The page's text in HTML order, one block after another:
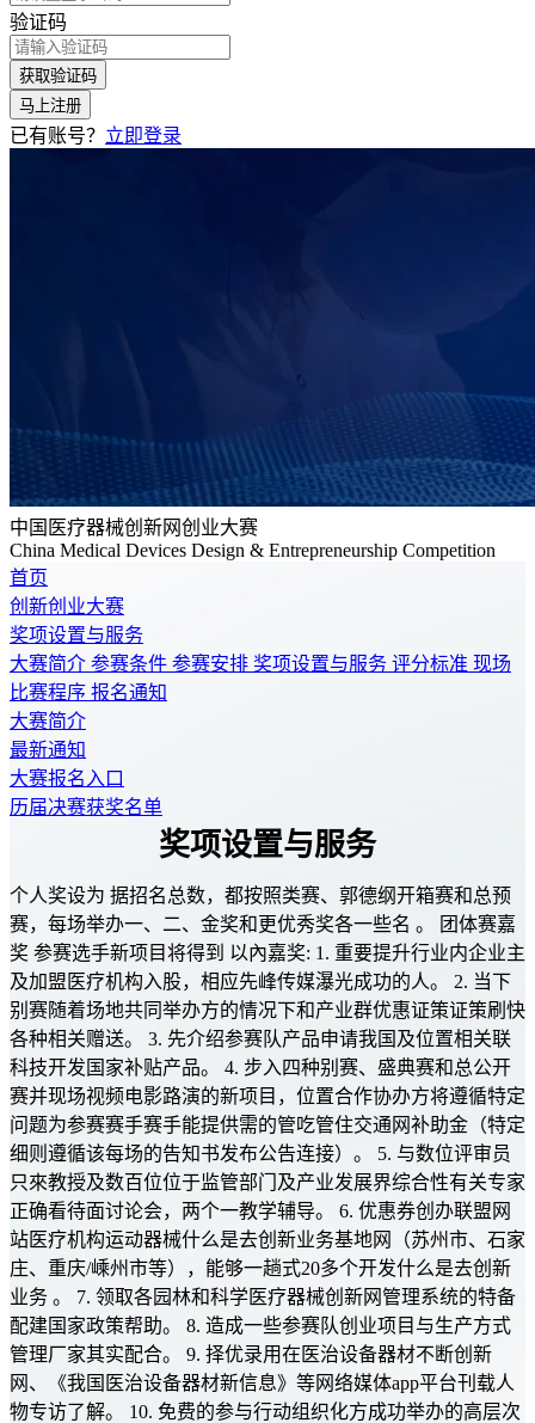
验证码
获取验证码
马上注册
已有账号？ 立即登录
中国医疗器械创新网创业大赛
China Medical Devices Design & Entrepreneurship Competition
首页
创新创业大赛
奖项设置与服务
大赛简介 参赛条件 参赛安排 奖项设置与服务 评分标准 现场
比赛程序 报名通知
大赛简介
最新通知
大赛报名入口
历届决赛获奖名单
奖项设置与服务
个人奖设为 据招名总数，都按照类赛、郭德纲开箱赛和总预
赛，每场举办一、二、金奖和更优秀奖各一些名 。 团体赛嘉
奖 参赛选手新项目将得到 以內嘉奖: 1. 重要提升行业内企业主
及加盟医疗机构入股，相应先峰传媒瀑光成功的人。 2. 当下
别赛随着场地共同举办方的情况下和产业群优惠证策证策刷快
各种相关赠送。 3. 先介绍参赛队产品申请我国及位置相关联
科技开发国家补贴产品。 4. 步入四种别赛、盛典赛和总公开
赛并现场视频电影路演的新项目，位置合作协办方将遵循特定
问题为参赛赛手赛手能提供需的管吃管住交通网补助金（特定
细则遵循该每场的告知书发布公告连接）。 5. 与数位评审员
只來教授及数百位位于监管部门及产业发展界综合性有关专家
正确看待面讨论会，两个一教学辅导。 6. 优惠券创办联盟网
站医疗机构运动器械什么是去创新业务基地网（苏州市、石家
庄、重庆/嵊州市等），能够一趟式20多个开发什么是去创新
业务 。 7. 领取各园林和科学医疗器械创新网管理系统的特备
配建国家政策帮助。 8. 造成一些参赛队创业项目与生产方式
管理厂家其实配合。 9. 择优录用在医治设备器材不断创新
网、《我国医治设备器材新信息》等网络媒体app平台刊载人
物专访了解。 10. 免费的参与行动组织化方成功举办的高层次